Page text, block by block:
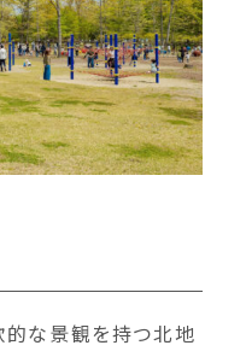
的な景観を持つ北地